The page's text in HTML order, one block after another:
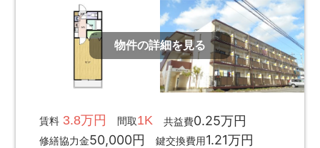
物件の詳細を見る
賃料3.8万円 間取1K 共益費0.25万円
修繕協力金50,000円 鍵交換費用1.21万円